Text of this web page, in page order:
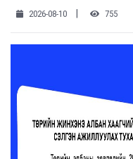
2026-08-10 | 755